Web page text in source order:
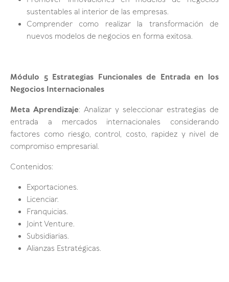
sustentables al interior de las empresas.
Comprender como realizar la transformación de
nuevos modelos de negocios en forma exitosa.
Módulo 5 Estrategias Funcionales de Entrada en los
Negocios Internacionales
Meta Aprendizaje: Analizar y seleccionar estrategias de
entrada a mercados internacionales considerando
factores como riesgo, control, costo, rapidez y nivel de
compromiso empresarial.
Contenidos:
Exportaciones.
Licenciar.
Franquicias.
Joint Venture.
Subsidiarias.
Alianzas Estratégicas.